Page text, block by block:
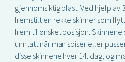
gjennomsiktig plast. Ved hjelp av
fremstilt en rekke skinner som
frem til ønsket posisjon.
unntatt når man spiser eller
disse skinnene hver 14. dag, og